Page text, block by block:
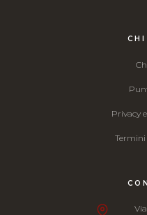
Privacy
Termini